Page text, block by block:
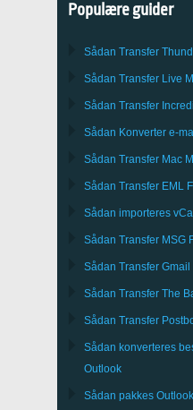
Populære guider
Sådan Transfer
Sådan Transfer Live
Sådan Transfer
Sådan Konverter e-
Sådan Transfer Mac
Sådan Transfer EML
Sådan importeres
Sådan Transfer MSG
Sådan Transfer Gmail
Sådan Transfer The
Sådan Transfer
Sådan konverteres
Outlook
Sådan pakkes Outlook